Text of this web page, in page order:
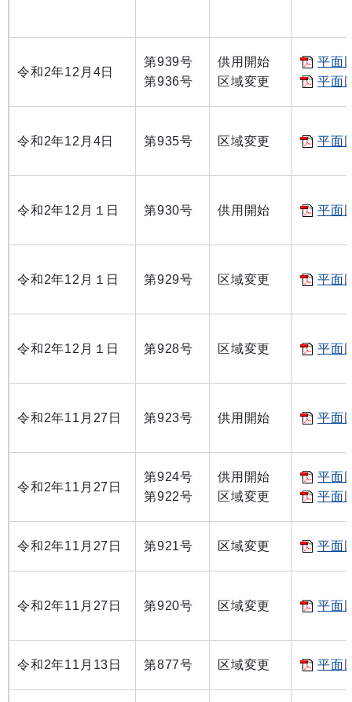
令和2年12月4日
第939号
第936号
供用開始
区域変更
平面
平面
令和2年12月4日 第935号 区域変更 平面
令和2年12月１日 第930号 供用開始 平面
令和2年12月１日 第929号 区域変更 平面
令和2年12月１日 第928号 区域変更 平面
令和2年11月27日 第923号 供用開始 平面
令和2年11月27日
第924号
第922号
供用開始
区域変更
平面
平面
令和2年11月27日 第921号 区域変更 平面
令和2年11月27日 第920号 区域変更 平面
令和2年11月13日 第877号 区域変更 平面